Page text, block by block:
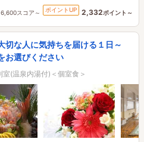
スコア～ ポイントUP 2,332ポイント～
切な人に気持ちを届ける１日～
お選びください
(温泉内湯付)＜個室食＞